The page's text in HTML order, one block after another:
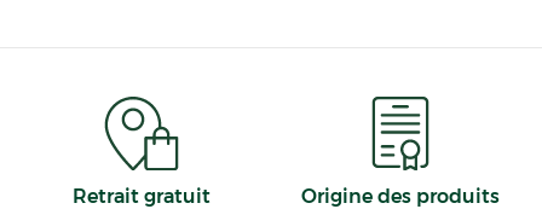
Retrait gratuit
Origine des produits